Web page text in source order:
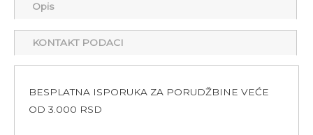
Opis
KONTAKT PODACI
BESPLATNA ISPORUKA ZA PORUDŽBINE VEĆE
OD 3.000 RSD